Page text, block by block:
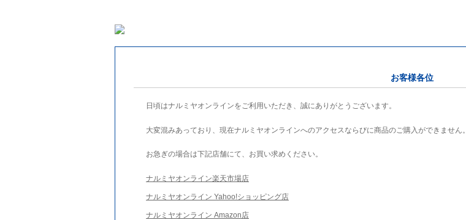
お客様各位
日頃はナルミヤオンラインをご利用いただき、誠にありがとうございます。
大変混みあっており、現在ナルミヤオンラインへのアクセスならびに商品のご購入ができません。
お急ぎの場合は下記店舗にて、お買い求めください。
ナルミヤオンライン楽天市場店
ナルミヤオンライン Yahoo!ショッピング店
ナルミヤオンライン Amazon店